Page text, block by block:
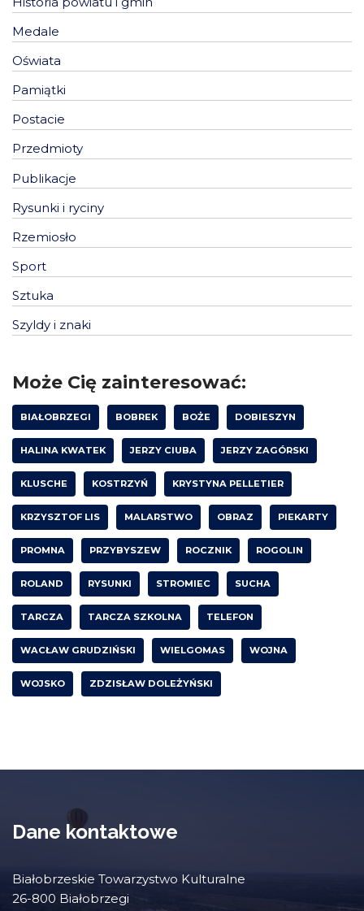
Medale
Oświata
Pamiątki
Postacie
Przedmioty
Publikacje
Rysunki i ryciny
Rzemiosło
Sport
Sztuka
Szyldy i znaki
Może Cię zainteresować:
BIAŁOBRZEGI BOBREK BOŻE DOBIESZYN
HALINA KWATEK JERZY CIUBA JERZY ZAGÓRSKI
KLUSCHE KOSTRZYŃ KRYSTYNA PELLETIER
KRZYSZTOF LIS MALARSTWO OBRAZ PIEKARTY
PROMNA PRZYBYSZEW ROCZNIK ROGOLIN
ROLAND RYSUNKI STROMIEC SUCHA
TARCZA TARCZA SZKOLNA TELEFON
WACŁAW GRUDZIŃSKI WIELGOMAS WOJNA
WOJSKO ZDZISŁAW DOLEŻYŃSKI
Dane kontaktowe
Białobrzeskie Towarzystwo Kulturalne
26-800 Białobrzegi